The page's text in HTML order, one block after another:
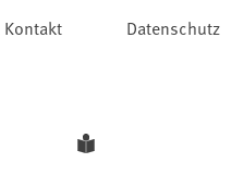
Kontakt
Datenschutz